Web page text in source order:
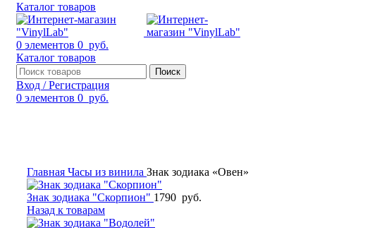
Каталог товаров
0 элементов 0 руб.
Каталог товаров
Поиск
Вход / Регистрация
0 элементов 0 руб.
Главная Часы из винила Знак зодиака «Овен»
Знак зодиака "Скорпион" 1790 руб.
Назад к товарам